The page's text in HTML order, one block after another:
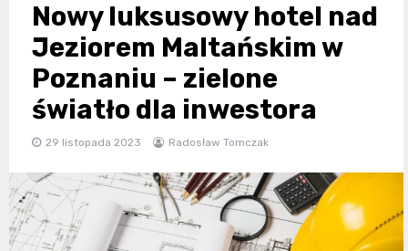
Nowy luksusowy hotel nad
Jeziorem Maltańskim w
Poznaniu – zielone
światło dla inwestora
29 listopada 2023 Radosław Tomczak